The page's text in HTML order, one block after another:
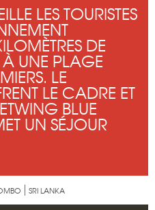
LES TOURISTES
DE
UNE PLAGE
LE
LE CADRE ET
BLUE
UN SÉJOUR
SRI LANKA